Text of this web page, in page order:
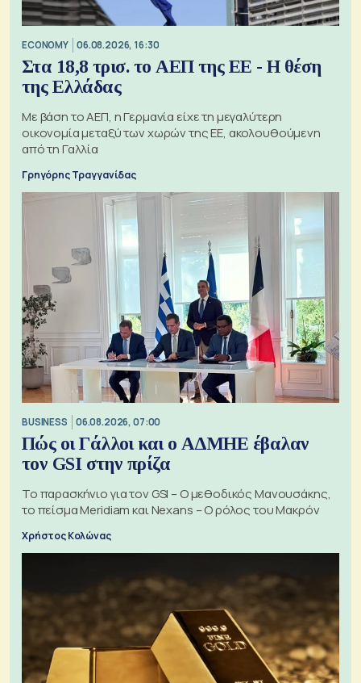
ECONOMY 06.08.2026, 16:30
Στα 18,8 τρισ. το ΑΕΠ της ΕΕ - Η θέση
της Ελλάδας
Με βάση το ΑΕΠ, η Γερμανία είχε τη μεγαλύτερη
οικονομία μεταξύ των χωρών της ΕΕ, ακολουθούμενη
από τη Γαλλία
Γρηγόρης Τραγγανίδας
BUSINESS 06.08.2026, 07:00
Πώς οι Γάλλοι και ο ΑΔΜΗΕ έβαλαν
τον GSI στην πρίζα
Το παρασκήνιο για τον GSI – Ο μεθοδικός Μανουσάκης,
το πείσμα Meridiam και Nexans – Ο ρόλος του Μακρόν
Χρήστος Κολώνας